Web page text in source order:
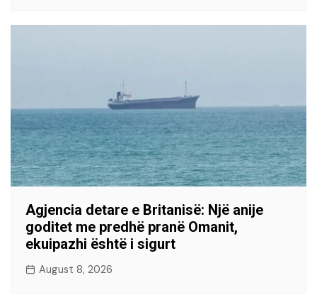
Agjencia detare e Britanisë: Një anije
goditet me predhë pranë Omanit,
ekuipazhi është i sigurt
August 8, 2026